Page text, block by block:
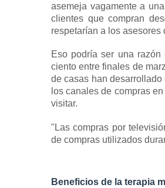
asemeja vagamente a
clientes que compran
respetarían a los
Eso podría ser una
ciento entre finales de
de casas han
los canales de compras
visitar.
"Las compras por
de compras utilizados
Beneficios de la terapia